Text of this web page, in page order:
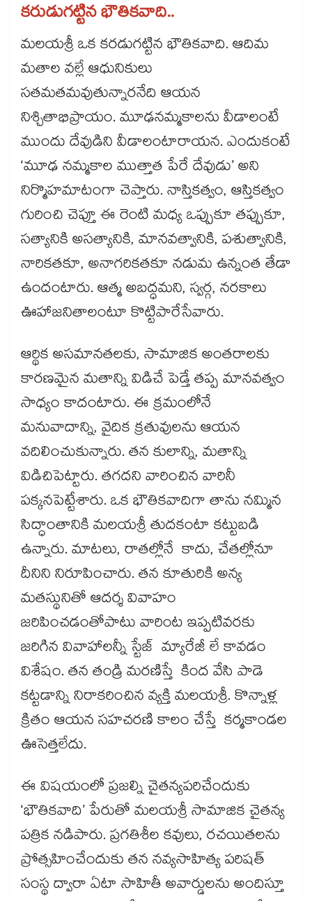
కరుడుగట్టిన భౌతికవాది..
మలయశ్రీ ఒక కరడుగట్టిన భౌతికవాది. ఆదిమ
మతాల వల్లే ఆధునికులు
సతమతమవుతున్నారనేది ఆయన
నిశ్చితాభిప్రాయం. మూఢనమ్మకాలను వీడాలంటే
ముందు దేవుడిని వీడాలంటారాయన. ఎందుకంటే
‘మూఢ నమ్మకాల ముత్తాత పేరే దేవుడు’ అని
నిర్మొహమాటంగా చెప్తారు. నాస్తికత్వం, ఆస్తికత్వం
గురించి చెప్తూ ఈ రెంటి మధ్య ఒప్పుకూ తప్పుకూ,
సత్యానికి అసత్యానికి, మానవత్వానికి, పశుత్వానికి,
నారికతకూ, అనాగరికతకూ నడుమ ఉన్నంత తేడా
ఉందంటారు. ఆత్మ అబద్ధమని, స్వర్గ, నరకాలు
ఊహాజనితాలంటూ కొట్టిపారేసేవారు.
ఆర్థిక అసమానతలకు, సామాజిక అంతరాలకు
కారణమైన మతాన్ని విడిచే పెడ్తే తప్ప మానవత్వం
సాధ్యం కాదంటారు. ఈ క్రమంలోనే
మనువాదాన్ని, వైదిక క్రతువులను ఆయన
వదిలించుకున్నారు. తన కులాన్ని, మతాన్ని
విడిచిపెట్టారు. తగదని వారించిన వారినీ
పక్కనపెట్టేశారు. ఒక భౌతికవాదిగా తాను నమ్మిన
సిద్ధాంతానికి మలయశ్రీ తుదకంటా కట్టుబడి
ఉన్నారు. మాటలు, రాతల్లోనే కాదు, చేతల్లోనూ
దీనిని నిరూపించారు. తన కూతురికి అన్య
మతస్థునితో ఆదర్శ వివాహం
జరిపించడంతోపాటు వారింట ఇప్పటివరకు
జరిగిన వివాహాలన్నీ స్టేజ్ మ్యారేజీ లే కావడం
విశేషం. తన తండ్రి మరణిస్తే కింద వేసి పాడె
కట్టడాన్ని నిరాకరించిన వ్యక్తి మలయశ్రీ. కొన్నాళ్ల
క్రితం ఆయన సహచరణి కాలం చేస్తే కర్మకాండల
ఊసెత్తలేదు.
ఈ విషయంలో ప్రజల్ని చైతన్యపరిచేందుకు
‘భౌతికవాది’ పేరుతో మలయశ్రీ సామాజిక చైతన్య
పత్రిక నడిపారు. ప్రగతిశీల కవులు, రచయితలను
ప్రోత్సహించేందుకు తన నవ్యసాహిత్య పరిషత్​
సంస్థ ద్వారా ఏటా సాహితీ అవార్డులను అందిస్తూ